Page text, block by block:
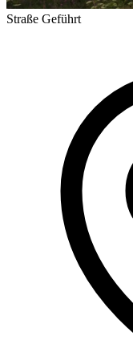
Straße Geführt